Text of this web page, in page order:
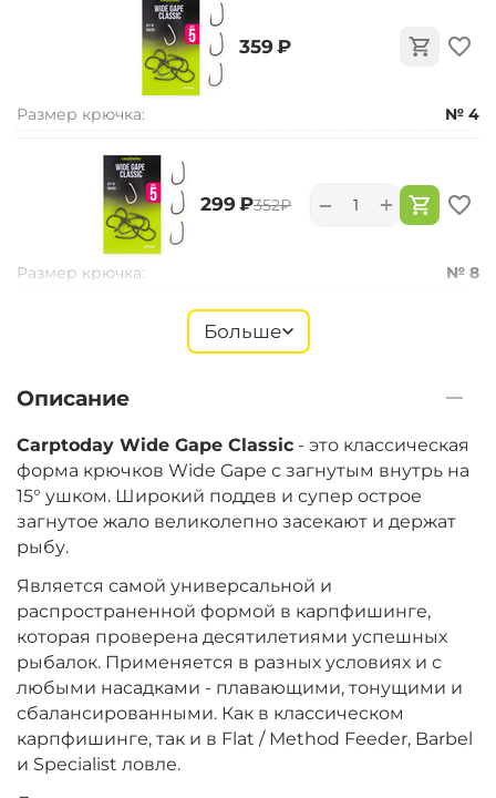
‍359‍ ₽
Размер крючка: № 4
‍299‍ ₽‍352‍₽ +
−
Размер крючка: № 8
‍299‍ ₽‍352‍ ₽ +
−
Размер крючка:
‍299‍ ₽‍352‍₽ +
−
Размер крючка: № 7
Больше
Описание
Carptoday Wide Gape Classic - это классическая
форма крючков Wide Gape с загнутым внутрь на
15° ушком. Широкий поддев и супер острое
загнутое жало великолепно засекают и держат
рыбу.
Является самой универсальной и
распространенной формой в карпфишинге,
которая проверена десятилетиями успешных
рыбалок. Применяется в разных условиях и с
любыми насадками - плавающими, тонущими и
сбалансированными. Как в классическом
карпфишинге, так и в Flat / Method Feeder, Barbel
и Specialist ловле.